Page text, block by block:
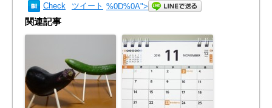
Check ツイート %0D%0A">
関連記事